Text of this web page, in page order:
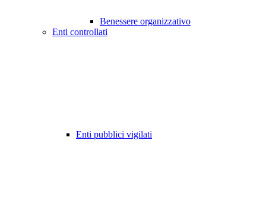
Benessere organizzativo
Enti controllati
Enti pubblici vigilati